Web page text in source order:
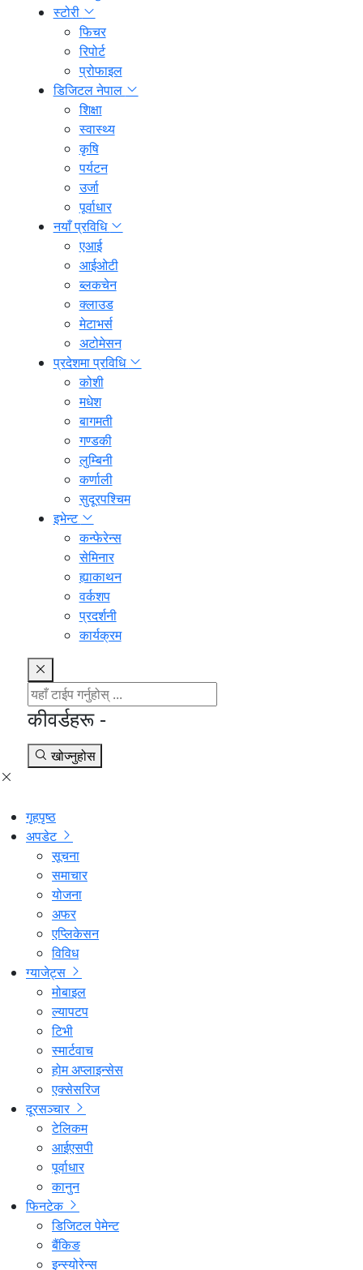
स्टोरी
फिचर
रिपोर्ट
प्रोफाइल
डिजिटल नेपाल
शिक्षा
स्वास्थ्य
कृषि
पर्यटन
उर्जा
पूर्वाधार
नयाँ प्रविधि
एआई
आईओटी
ब्लकचेन
क्लाउड
मेटाभर्स
अटोमेसन
प्रदेशमा प्रविधि
कोशी
मधेश
बागमती
गण्डकी
लुम्बिनी
कर्णाली
सुदूरपश्चिम
इभेन्ट
कन्फेरेन्स
सेमिनार
ह्याकाथन
वर्कशप
प्रदर्शनी
कार्यक्रम
कीवर्डहरू -
खोज्नुहोस
गृहपृष्ठ
अपडेट
सूचना
समाचार
योजना
अफर
एप्लिकेसन
विविध
ग्याजेट्स
मोबाइल
ल्यापटप
टिभी
स्मार्टवाच
होम अप्लाइन्सेस
एक्सेसरिज
दूरसञ्चार
टेलिकम
आईएसपी
पूर्वाधार
कानुन
फिनटेक
डिजिटल पेमेन्ट
बैंकिङ
इन्स्योरेन्स